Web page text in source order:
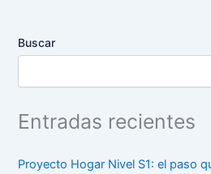
Buscar
Entradas recientes
Proyecto Hogar Nivel S1: el paso